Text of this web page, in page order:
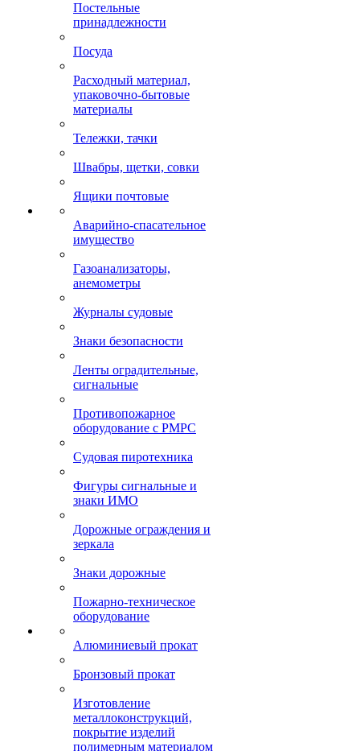
Постельные
принадлежности
Посуда
Расходный материал,
упаковочно-бытовые
материалы
Тележки, тачки
Швабры, щетки, совки
Ящики почтовые
Аварийно-спасательное
имущество
Газоанализаторы,
анемометры
Журналы судовые
Знаки безопасности
Ленты оградительные,
сигнальные
Противопожарное
оборудование с РМРС
Судовая пиротехника
Фигуры сигнальные и
знаки ИМО
Дорожные ограждения и
зеркала
Знаки дорожные
Пожарно-техническое
оборудование
Алюминиевый прокат
Бронзовый прокат
Изготовление
металлоконструкций,
покрытие изделий
полимерным материалом